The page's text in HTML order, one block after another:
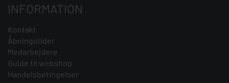
INFORMATION
Kontakt
Åbningstider
Medarbejdere
Guide til webshop
Handelsbetingelser